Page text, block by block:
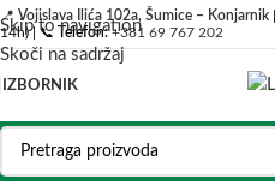
Skip to navigation
Skoči na sadržaj
📍 Vojislava Ilića 102a, Šumice – Konjarnik
14h) | 📞 Telefon:+381 69 767 202
IZBORNIK